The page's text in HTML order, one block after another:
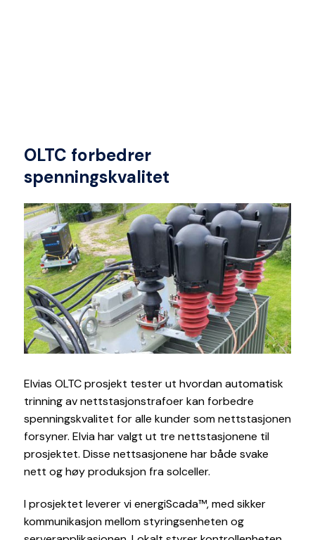
OLTC forbedrer
spenningskvalitet
Elvias OLTC prosjekt tester ut hvordan automatisk
trinning av nettstasjonstrafoer kan forbedre
spenningskvalitet for alle kunder som nettstasjonen
forsyner. Elvia har valgt ut tre nettstasjonene til
prosjektet. Disse nettsasjonene har både svake
nett og høy produksjon fra solceller.
I prosjektet leverer vi energiScada™, med sikker
kommunikasjon mellom styringsenheten og